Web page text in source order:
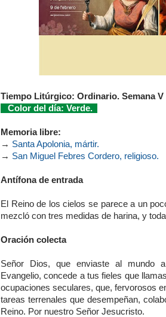
Tiempo Litúrgico: Ordinario. Semana V
Color del día: Verde.
Memoria libre:
→ Santa Apolonia, mártir.
→ San Miguel Febres Cordero, religioso.
Antífona de entrada
El Reino de los cielos se parece a un
mezcló con tres medidas de harina, y
Oración colecta
Señor Dios, que enviaste al mundo
Evangelio, concede a tus fieles que
ocupaciones seculares, que, fervorosos
tareas terrenales que desempeñan,
Reino. Por nuestro Señor Jesucristo.